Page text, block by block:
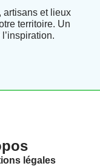
artisans et lieux
territoire. Un
légales